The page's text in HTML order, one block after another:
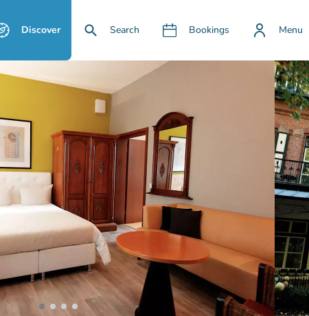
Discover Search Bookings Menu